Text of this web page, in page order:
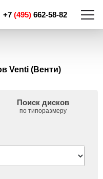
+7 (495) 662-58-82
Venti (Венти)
Поиск дисков
по типоразмеру